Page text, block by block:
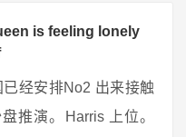
is feeling lonely
经安排No2 出来接触
推演。Harris 上位。